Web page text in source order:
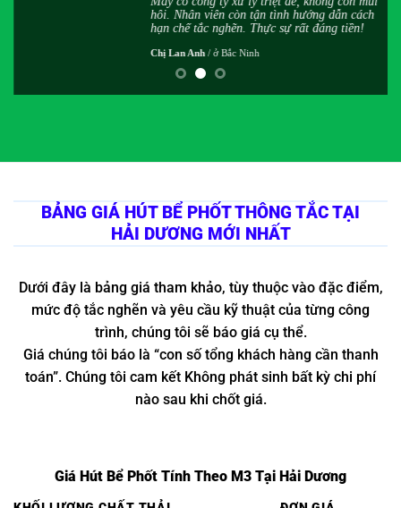
hôi. Nhân viên còn tận tình hướng dẫn cách
hạn chế tắc nghẽn. Thực sự rất đáng tiền!
Chị Lan Anh / ở Bắc Ninh
BẢNG GIÁ HÚT BỂ PHỐT THÔNG TẮC TẠI
HẢI DƯƠNG MỚI NHẤT
Dưới đây là bảng giá tham khảo, tùy thuộc vào đặc điểm,
mức độ tắc nghẽn và yêu cầu kỹ thuật của từng công
trình, chúng tôi sẽ báo giá cụ thể.
Giá chúng tôi báo là “con số tổng khách hàng cần thanh
toán”. Chúng tôi cam kết Không phát sinh bất kỳ chi phí
nào sau khi chốt giá.
Giá Hút Bể Phốt Tính Theo M3 Tại Hải Dương